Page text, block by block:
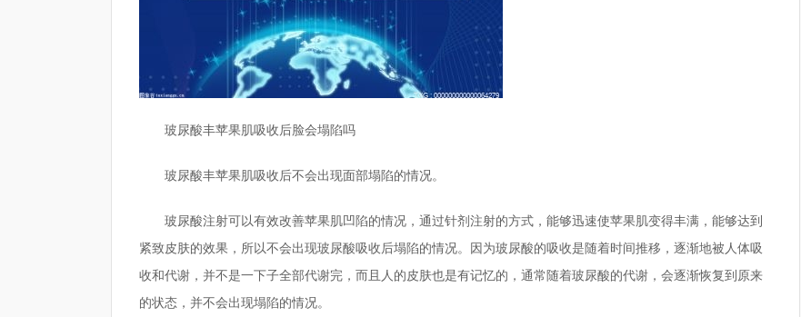
玻尿酸丰苹果肌吸收后脸会塌陷吗
玻尿酸丰苹果肌吸收后不会出现面部塌陷的情况。
玻尿酸注射可以有效改善苹果肌凹陷的情况，通过针剂注射的方式，能够迅速使苹果肌变得丰满，能够达到
紧致皮肤的效果，所以不会出现玻尿酸吸收后塌陷的情况。因为玻尿酸的吸收是随着时间推移，逐渐地被人体吸
收和代谢，并不是一下子全部代谢完，而且人的皮肤也是有记忆的，通常随着玻尿酸的代谢，会逐渐恢复到原来
的状态，并不会出现塌陷的情况。